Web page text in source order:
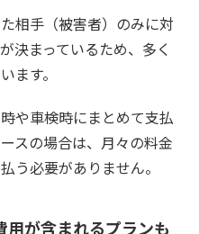
相手（被害者）のみに対
決まっているため、多く
ます。
や車検時にまとめて支払
スの場合は、月々の料金
う必要がありません。
が含まれるプランも